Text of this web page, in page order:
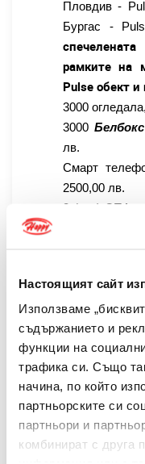
Настоящият сайт
Използваме
съдържанието и
функции на
трафика си. Също
начина, по който
партньорските си
партньори и
комбинират с друга
Пловдив -
Бургас -
рамките на
Pulse обект и
3000
3000
лв.
Смарт
2500,00 лв.
3 (три) СПА
всяка на
обща
5.2. НЕ се допуска
паричен еквивалент.
5.3.Наградата по т.
организира и
ЕООД, ЕИК:
наградата,
спечелилия
момент цялостната